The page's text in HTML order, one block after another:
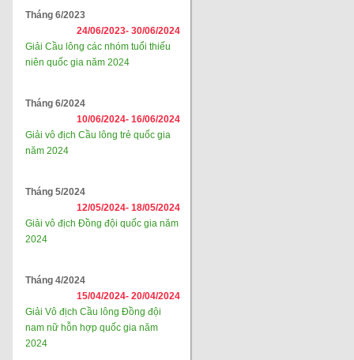
Tháng 6/2023
24/06/2023- 30/06/2024
Giải Cầu lông các nhóm tuổi thiếu
niên quốc gia năm 2024
Tháng 6/2024
10/06/2024- 16/06/2024
Giải vô địch Cầu lông trẻ quốc gia
năm 2024
Tháng 5/2024
12/05/2024- 18/05/2024
Giải vô địch Đồng đội quốc gia năm
2024
Tháng 4/2024
15/04/2024- 20/04/2024
Giải Vô địch Cầu lông Đồng đội
nam nữ hỗn hợp quốc gia năm
2024